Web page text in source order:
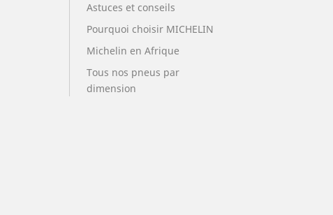
Astuces et conseils
Pourquoi choisir MICHELIN
Michelin en Afrique
Tous nos pneus par
dimension